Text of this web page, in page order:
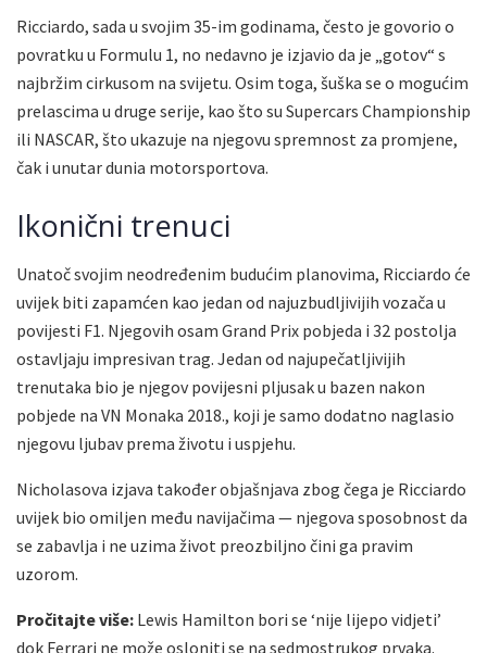
Ricciardo, sada u svojim 35-im godinama, često je govorio o
povratku u Formulu 1, no nedavno je izjavio da je „gotov“ s
najbržim cirkusom na svijetu. Osim toga, šuška se o mogućim
prelascima u druge serije, kao što su Supercars Championship
ili NASCAR, što ukazuje na njegovu spremnost za promjene,
čak i unutar dunia motorsportova.
Ikonični trenuci
Unatoč svojim neodređenim budućim planovima, Ricciardo će
uvijek biti zapamćen kao jedan od najuzbudljivijih vozača u
povijesti F1. Njegovih osam Grand Prix pobjeda i 32 postolja
ostavljaju impresivan trag. Jedan od najupečatljivijih
trenutaka bio je njegov povijesni pljusak u bazen nakon
pobjede na VN Monaka 2018., koji je samo dodatno naglasio
njegovu ljubav prema životu i uspjehu.
Nicholasova izjava također objašnjava zbog čega je Ricciardo
uvijek bio omiljen među navijačima — njegova sposobnost da
se zabavlja i ne uzima život preozbiljno čini ga pravim
uzorom.
Pročitajte više: Lewis Hamilton bori se ‘nije lijepo vidjeti’
dok Ferrari ne može osloniti se na sedmostrukog prvaka.